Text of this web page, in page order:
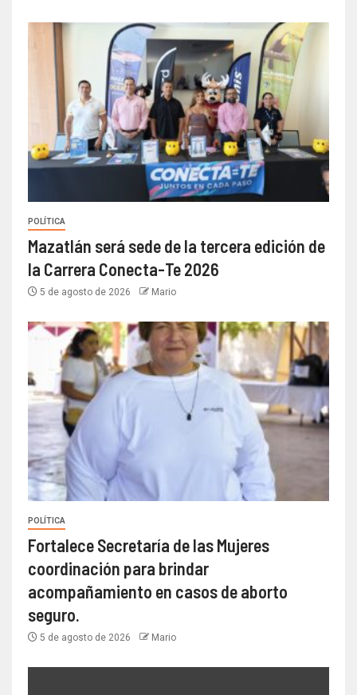
POLÍTICA
Mazatlán será sede de la tercera edición de
la Carrera Conecta-Te 2026
5 de agosto de 2026 Mario
POLÍTICA
Fortalece Secretaría de las Mujeres
coordinación para brindar
acompañamiento en casos de aborto
seguro.
5 de agosto de 2026 Mario